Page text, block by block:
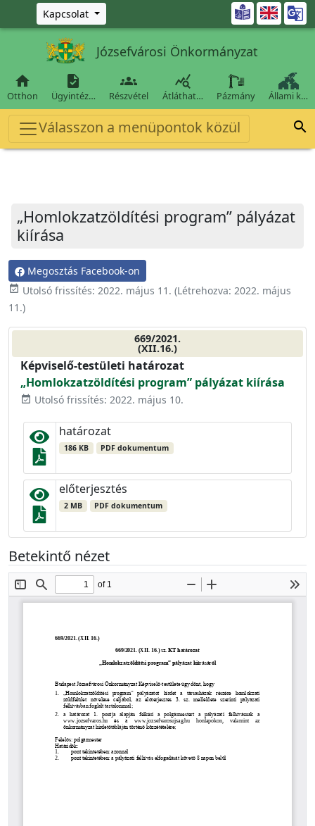
Ugrás a fő tartalomra
Kapcsolat 
Józsefvárosi Önkormányzat

Otthon

Ügyintéz…

Részvétel

Átláthat… Pázmány Állami k…
Válasszon a menüpontok közül 
„Homlokzatzöldítési program” pályázat
kiírása
Megosztás Facebook-on
event_available Utolsó frissítés: 2022. május 11. (Létrehozva: 2022. május
11.)
669/2021.
(XII.16.)
Képviselő-testületi határozat
„Homlokzatzöldítési program” pályázat kiírása
event_available Utolsó frissítés: 2022. május 10.
határozat
186 KB PDF dokumentum
előterjesztés
2 MB PDF dokumentum
Betekintő nézet